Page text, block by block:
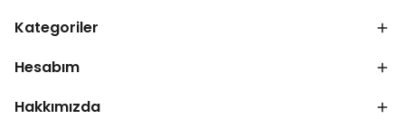
Kategoriler
Hesabım
Hakkımızda